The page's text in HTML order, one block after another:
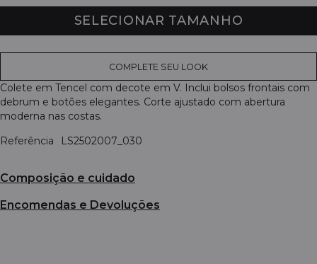
SELECIONAR TAMANHO
COMPLETE SEU LOOK
Colete em Tencel com decote em V. Inclui bolsos frontais com
debrum e botões elegantes. Corte ajustado com abertura
moderna nas costas.
Referência
LS2502007_030
Composição e cuidado
Encomendas e Devoluções